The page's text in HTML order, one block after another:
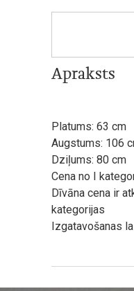
Apraksts
Platums: 63 cm
Augstums: 106
Dziļums: 80 cm
Cena no I
Dīvāna cena ir
kategorijas
Izgatavošanas